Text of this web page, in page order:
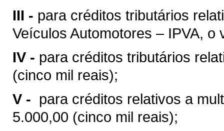
III - para créditos tributários
Veículos Automotores – IPVA,
IV - para créditos tributários
(cinco mil reais);
V - para créditos relativos a
5.000,00 (cinco mil reais);